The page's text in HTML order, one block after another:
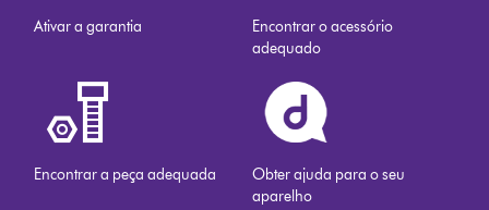
Ativar a garantia
Encontrar o acessório
adequado
Encontrar a peça adequada
Obter ajuda para o seu
aparelho